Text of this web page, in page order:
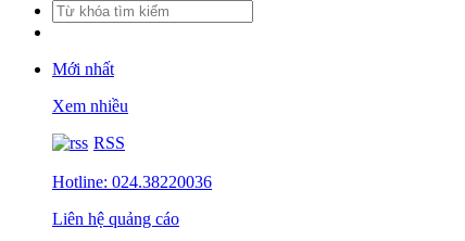
Mới nhất
Xem nhiều
RSS
Hotline: 024.38220036
Liên hệ quảng cáo